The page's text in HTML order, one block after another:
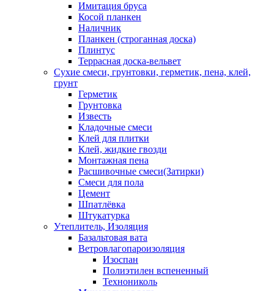
Имитация бруса
Косой планкен
Наличник
Планкен (строганная доска)
Плинтус
Террасная доска-вельвет
Сухие смеси, грунтовки, герметик, пена, клей,
грунт
Герметик
Грунтовка
Известь
Кладочные смеси
Клей для плитки
Клей, жидкие гвозди
Монтажная пена
Расшивочные смеси(Затирки)
Смеси для пола
Цемент
Шпатлёвка
Штукатурка
Утеплитель, Изоляция
Базальтовая вата
Ветровлагопароизоляция
Изоспан
Полиэтилен вспененный
Технониколь